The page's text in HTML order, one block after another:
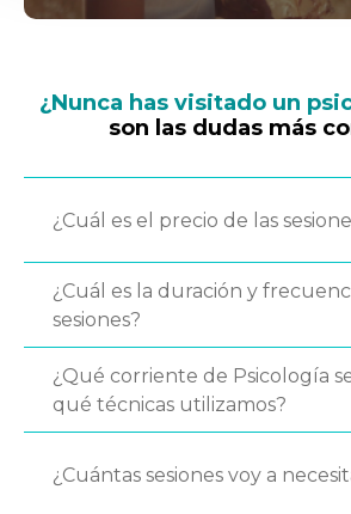
¿Nunca has visitado un
son las dudas más
¿Cuál es el precio de las
¿Cuál es la duración y
sesiones?
¿Qué corriente de Psicología
qué técnicas utilizamos?
¿Cuántas sesiones voy a